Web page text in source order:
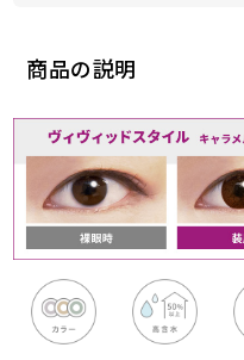
商品の説明